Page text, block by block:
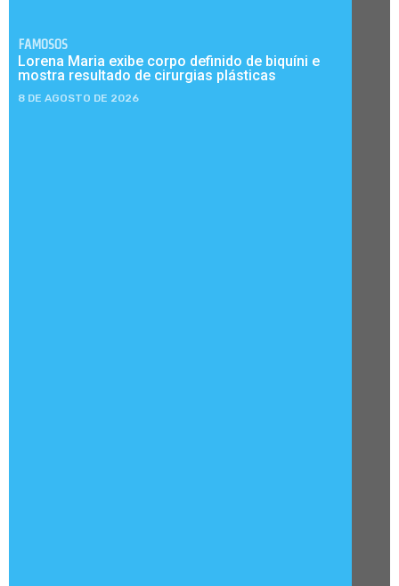
FAMOSOS
Lorena Maria exibe corpo definido de biquíni e
mostra resultado de cirurgias plásticas
8 DE AGOSTO DE 2026